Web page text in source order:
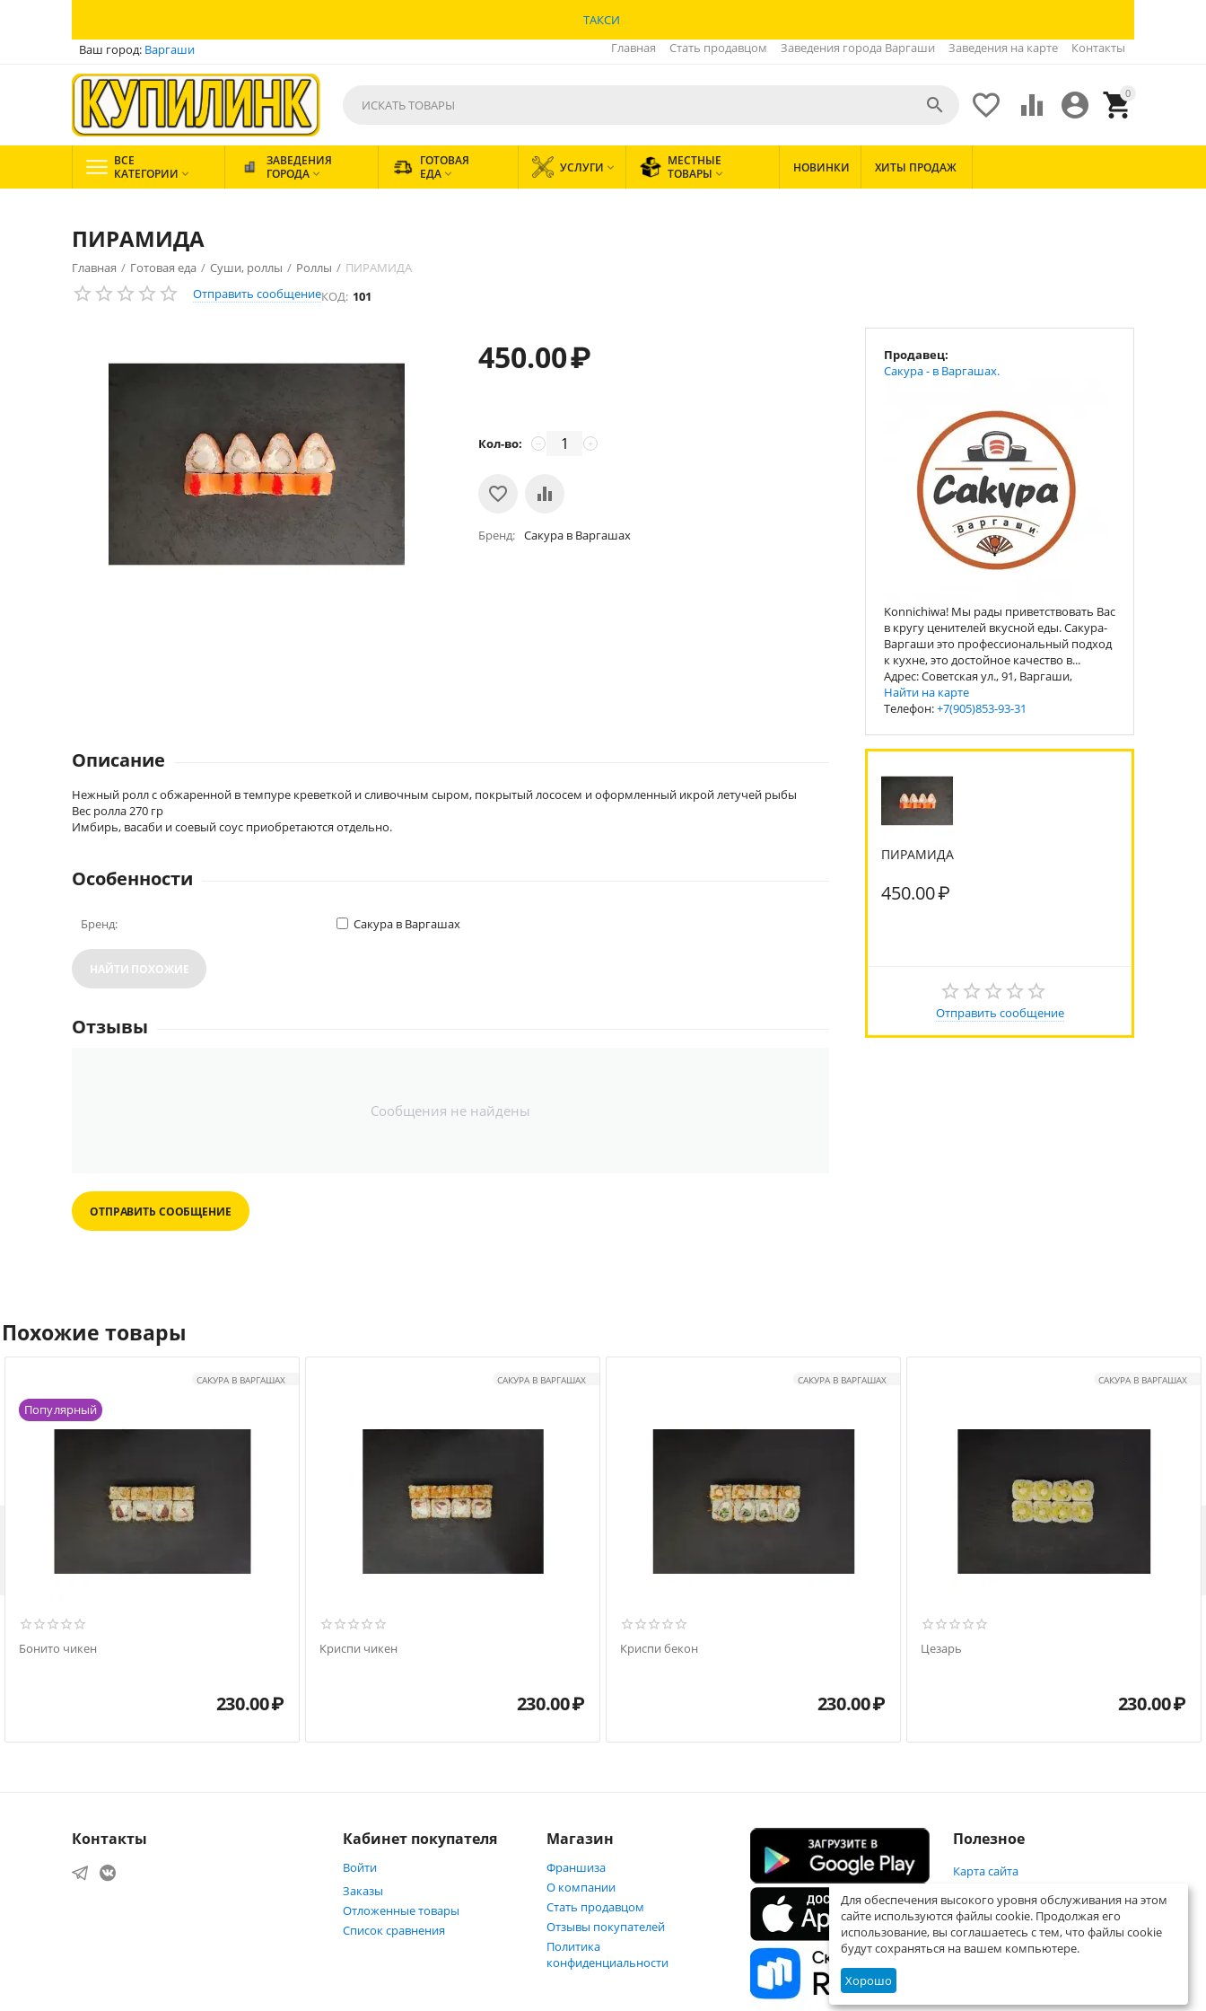
ТАКСИ
Ваш город: Варгаши Главная Стать продавцом Заведения города Варгаши Заведения на карте Контакты
0


 

ВСЕ
КАТЕГОРИИ 
ЗАВЕДЕНИЯ
ГОРОДА 
ГОТОВАЯ
ЕДА  УСЛУГИ 
МЕСТНЫЕ
ТОВАРЫ  НОВИНКИ ХИТЫ ПРОДАЖ
ПИРАМИДА
Главная / Готовая еда / Суши, роллы / Роллы / ПИРАМИДА
Отправить сообщениеКОД: 101
450.00₽
Кол-во: +
−
Бренд Сакура в Варгашах
Продавец:
Сакура - в Варгашах.
Konnichiwa! Мы рады приветствовать Вас
в кругу ценителей вкусной еды. Сакура-
Варгаши это профессиональный подход
к кухне, это достойное качество в...
Адрес: Советская ул., 91, Варгаши,
Найти на карте
Телефон:+7(905)853-93-31
ПИРАМИДА
450.00₽
Отправить сообщение
Описание
Нежный ролл с обжаренной в темпуре креветкой и сливочным сыром, покрытый лососем и оформленный икрой летучей рыбы
Вес ролла 270 гр
Имбирь, васаби и соевый соус приобретаются отдельно.
Особенности
Бренд: Сакура в Варгашах
НАЙТИ ПОХОЖИЕ
Отзывы
Сообщения не найдены
ОТПРАВИТЬ СООБЩЕНИЕ
Похожие товары
САКУРА В ВАРГАШАХ
Популярный
Бонито чикен
230.00₽
САКУРА В ВАРГАШАХ
Криспи чикен
230.00₽
САКУРА В ВАРГАШАХ
Криспи бекон
230.00₽
САКУРА В ВАРГАШАХ
Цезарь
230.00₽
Контакты Кабинет покупателя
Войти
Заказы
Отложенные товары
Список сравнения
Магазин
Франшиза
О компании
Стать продавцом
Отзывы покупателей
Политика
конфиденциальности
Полезное
Карта сайта
Для обеспечения высокого уровня обслуживания на этом
сайте используются файлы cookie. Продолжая его
использование, вы соглашаетесь с тем, что файлы cookie
будут сохраняться на вашем компьютере.
Хорошо